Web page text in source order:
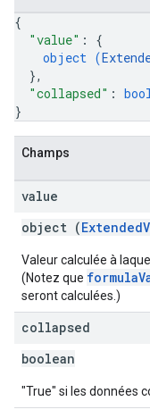
{
"value" : {
object (
},
"collapsed" :
}
Champs
value
object (
Valeur calculée à
(Notez que
seront calculées.)
collapsed
boolean
"True" si les données